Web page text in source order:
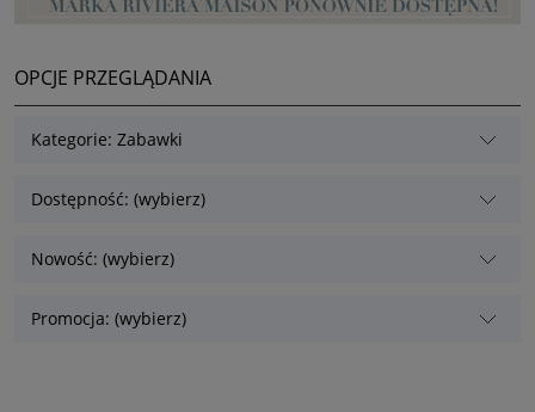
OPCJE PRZEGLĄDANIA
Kategorie: Zabawki
Dostępność: (wybierz)
Nowość: (wybierz)
Promocja: (wybierz)